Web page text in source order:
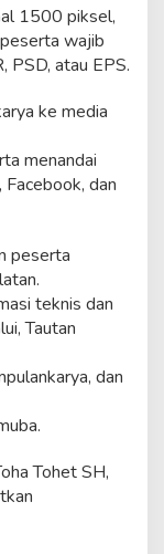
1500 piksel,
wajib
PSD, atau EPS.
ke media
menandai
dan
peserta
teknis dan
Tautan
dan
Tohet SH,